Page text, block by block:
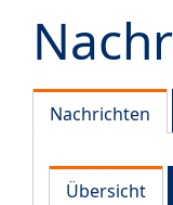
Nachrichten
Übersicht